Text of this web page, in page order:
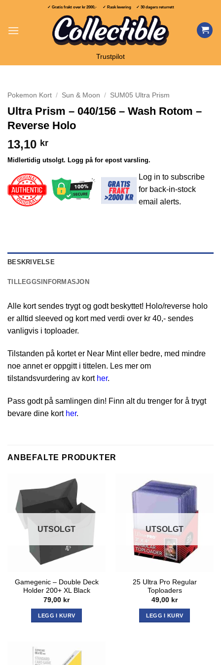
content
✓ Gratis frakt over kr 2000,-✓ Rask levering ✓ 30 dagers returrett
Trustpilot
Pokemon Kort / Sun & Moon / SUM05 Ultra Prism
Ultra Prism – 040/156 – Wash Rotom –
Reverse Holo
13,10 kr
Midlertidig utsolgt. Logg på for epost varsling.
Log in to subscribe
for back-in-stock
email alerts.
BESKRIVELSE
TILLEGGSINFORMASJON
Alle kort sendes trygt og godt beskyttet! Holo/reverse holo
er alltid sleeved og kort med verdi over kr 40,- sendes
vanligvis i toploader.
Tilstanden på kortet er Near Mint eller bedre, med mindre
noe annet er oppgitt i tittelen. Les mer om
tilstandsvurdering av kort her.
Pass godt på samlingen din! Finn alt du trenger for å trygt
bevare dine kort her.
ANBEFALTE PRODUKTER
UTSOLGT
Gamegenic – Double Deck
Holder 200+ XL Black
79,00 kr
LEGG I KURV
UTSOLGT
25 Ultra Pro Regular
Toploaders
49,00 kr
LEGG I KURV